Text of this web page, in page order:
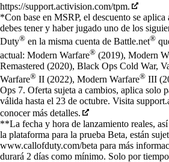
https://support.activision.com/tpm.
*Con base en MSRP, el descuento se aplica
debes tener y haber jugado uno de los
Duty® en la misma cuenta de Battle.net®
actual: Modern Warfare® (2019), Modern
Remastered (2020), Black Ops Cold War,
Warfare® II (2022), Modern Warfare® III
Ops 7. Oferta sujeta a cambios, aplica solo
válida hasta el 23 de octubre. Visita
conocer más detalles.
**La fecha y hora de lanzamiento reales,
la plataforma para la prueba Beta, están
www.callofduty.com/beta para más
durará 2 días como mínimo. Solo por